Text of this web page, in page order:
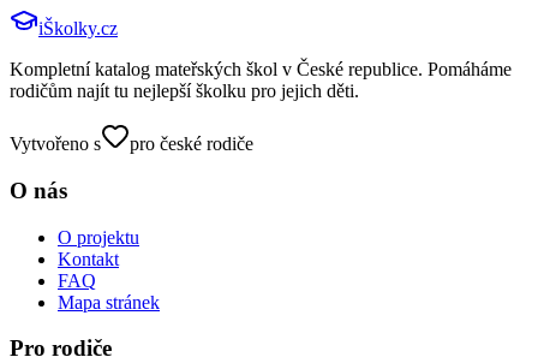
iŠkolky.cz
Kompletní katalog mateřských škol v České republice. Pomáháme
rodičům najít tu nejlepší školku pro jejich děti.
Vytvořeno s pro české rodiče
O nás
O projektu
Kontakt
FAQ
Mapa stránek
Pro rodiče